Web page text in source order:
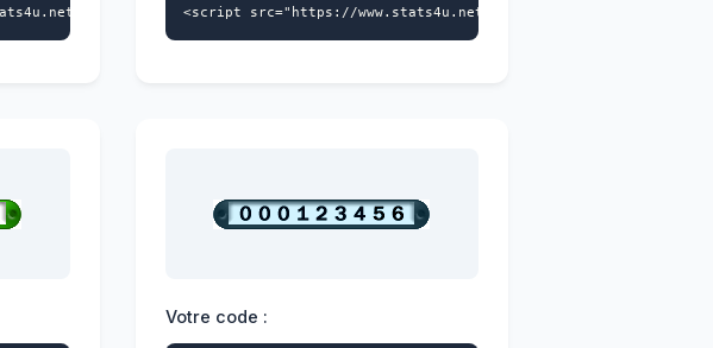
async></script>
s4u.js" data-id="4228404541" data-style="101" async></script>
<script src="https://www.stats4u.net/s4u.js" data-
Votre code :